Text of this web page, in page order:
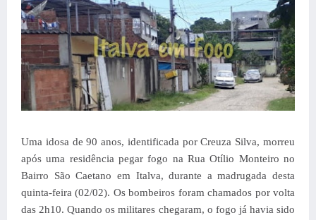
Uma idosa de 90 anos, identificada por Creuza Silva, morreu
após uma residência pegar fogo na Rua Otílio Monteiro no
Bairro São Caetano em Italva, durante a madrugada desta
quinta-feira (02/02). Os bombeiros foram chamados por volta
das 2h10. Quando os militares chegaram, o fogo já havia sido